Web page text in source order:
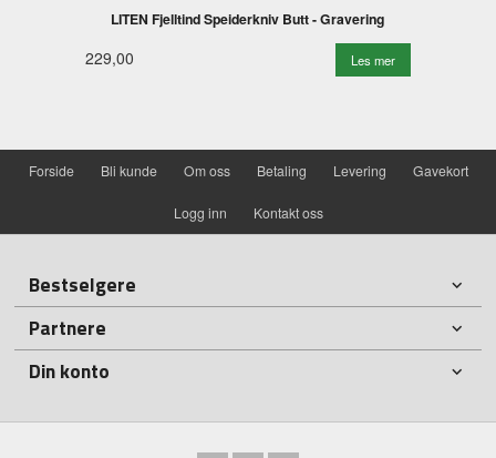
LITEN Fjelltind Speiderkniv Butt - Gravering
229,00 Les mer
Forside Bli kunde Om oss Betaling Levering Gavekort
Logg inn Kontakt oss
Bestselgere
Partnere
Din konto